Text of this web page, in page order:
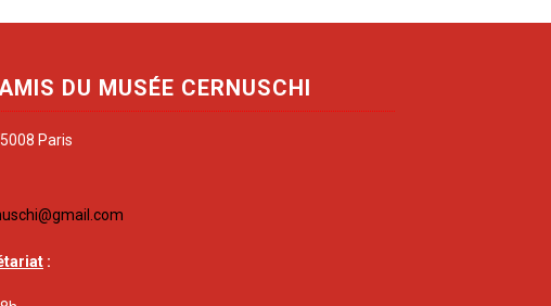
DU MUSÉE CERNUSCHI
Paris
: